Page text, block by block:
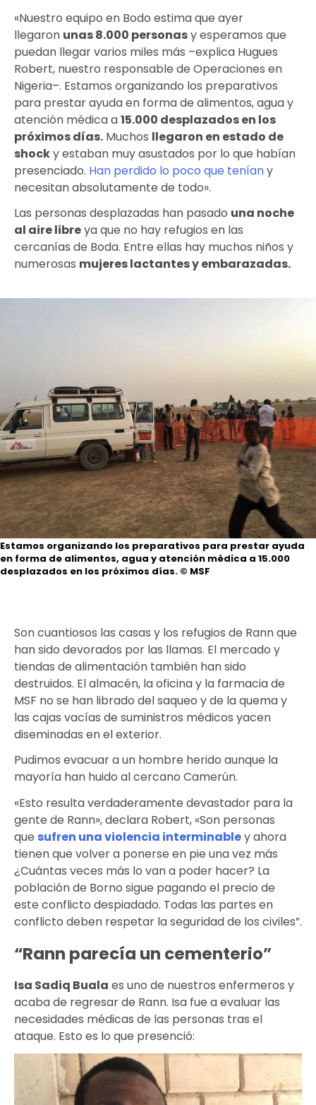
«Nuestro equipo en Bodo estima que ayer
llegaron unas 8.000 personasy esperamos que
puedan llegar varios miles más –explica Hugues
Robert, nuestro responsable de Operaciones en
Nigeria–. Estamos organizando los preparativos
para prestar ayuda en forma de alimentos, agua y
atención médica a15.000 desplazados en los
próximos días. Muchos llegaron en estado de
shocky estaban muy asustados por lo que habían
presenciado. Han perdido lo poco que teníany
necesitan absolutamente de todo».
Las personas desplazadas han pasado una noche
al aire libreya que no hay refugios en las
cercanías de Boda. Entre ellas hay muchos niños y
numerosas mujeres lactantes y embarazadas.
Estamos organizando los preparativos para prestar ayuda
en forma de alimentos, agua y atención médica a 15.000
desplazados en los próximos días. © MSF
Son cuantiosos las casas y los refugios de Rann que
han sido devorados por las llamas. El mercado y
tiendas de alimentación también han sido
destruidos. El almacén, la oficina y la farmacia de
MSF no se han librado del saqueo y de la quema y
las cajas vacías de suministros médicos yacen
diseminadas en el exterior.
Pudimos evacuar a un hombre herido aunque la
mayoría han huido al cercano Camerún.
«Esto resulta verdaderamente devastador para la
gente de Rann», declara Robert, «Son personas
que sufren una violencia interminabley ahora
tienen que volver a ponerse en pie una vez más
¿Cuántas veces más lo van a poder hacer? La
población de Borno sigue pagando el precio de
este conflicto despiadado. Todas las partes en
conflicto deben respetar la seguridad de los civiles”.
“Rann parecía un cementerio”
Isa Sadiq Buala es uno de nuestros enfermeros y
acaba de regresar de Rann. Isa fue a evaluar las
necesidades médicas de las personas tras el
ataque. Esto es lo que presenció: